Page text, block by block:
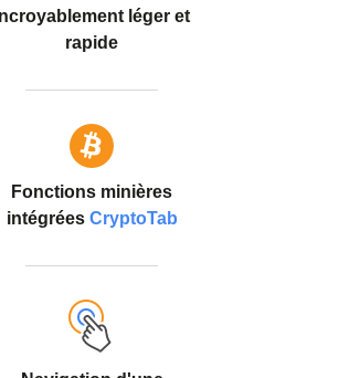
léger et
rapide
Fonctions minières
intégrées CryptoTab